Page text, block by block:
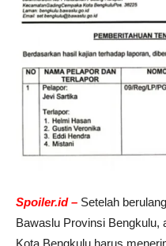
Spoiler.id – Setelah
Bawaslu Provinsi Bengkulu,
Kota Bengkulu harus